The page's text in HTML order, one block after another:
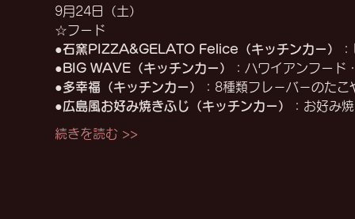
9月24日（土）
☆フード
●石窯PIZZA&GELATO Felice（キッチンカー）
●BIG WAVE（キッチンカー）
：ハワイアンフード
●多幸福（キッチンカー）
：8種類フレ－バ－のたこ
●広島風お好み焼きふじ（キッチンカー） ：お好み
続きを読む >>